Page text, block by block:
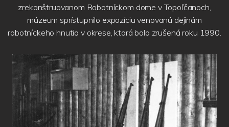
zrekonštruovanom Robotníckom dome v Topoľčanoch,
múzeum sprístupnilo expozíciu venovanú dejinám
robotníckeho hnutia v okrese, ktorá bola zrušená roku 1990.